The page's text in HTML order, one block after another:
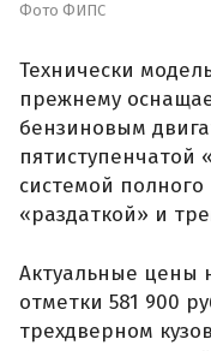
Фото ФИПС
Технически
прежнему
бензиновым
пятиступенчатой
системой полного
«раздаткой» и
Актуальные цены
отметки 581 900
трехдверном